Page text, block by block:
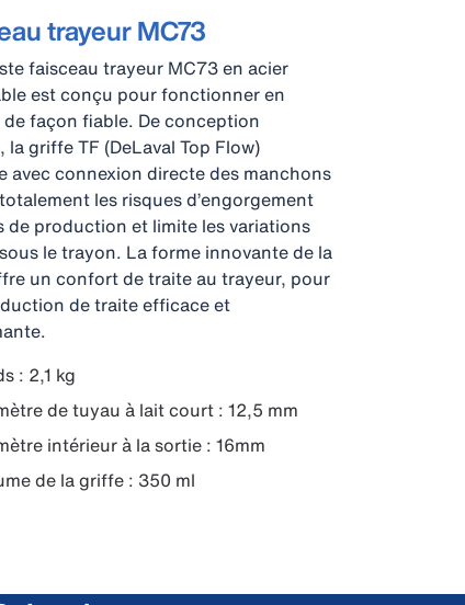
trayeur MC73
faisceau trayeur MC73 en acier
est conçu pour fonctionner en
façon fiable. De conception
la griffe TF (DeLaval Top Flow)
avec connexion directe des manchons
les risques d’engorgement
de production et limite les variations
le trayon. La forme innovante de la
un confort de traite au trayeur, pour
de traite efficace et
: 2,1 kg
de tuyau à lait court : 12,5 mm
intérieur à la sortie : 16mm
de la griffe : 350 ml